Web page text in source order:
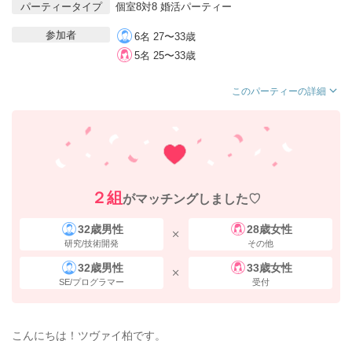
パーティータイプ 個室8対8 婚活パーティー
参加者
6名 27〜33歳
5名 25〜33歳
このパーティーの詳細
２組 がマッチングしました♡
32歳男性
研究/技術開発
28歳女性
その他
32歳男性
SE/プログラマー
33歳女性
受付
こんにちは！ツヴァイ柏です。